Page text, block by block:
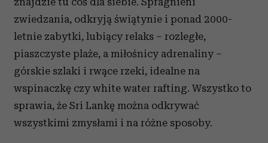
zwiedzania, odkryją świątynie i ponad 2000-
letnie zabytki, lubiący relaks – rozległe,
piaszczyste plaże, a miłośnicy adrenaliny –
górskie szlaki i rwące rzeki, idealne na
wspinaczkę czy white water rafting. Wszystko to
sprawia, że Sri Lankę można odkrywać
wszystkimi zmysłami i na różne sposoby.